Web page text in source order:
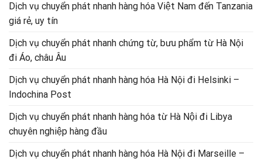
Dịch vụ chuyển phát nhanh hàng hóa Việt Nam đến Tanzania
giá rẻ, uy tín
Dịch vụ chuyển phát nhanh chứng từ, bưu phẩm từ Hà Nội
đi Áo, châu Âu
Dịch vụ chuyển phát nhanh hàng hóa Hà Nội đi Helsinki –
Indochina Post
Dịch vụ chuyển phát nhanh hàng hóa từ Hà Nội đi Libya
chuyên nghiệp hàng đầu
Dịch vụ chuyển phát nhanh hàng hóa Hà Nội đi Marseille –